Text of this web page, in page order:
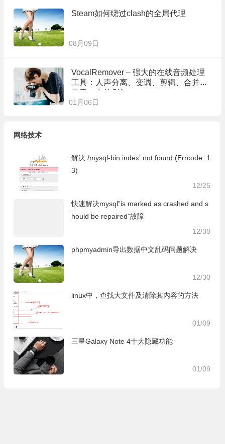
Steam如何绕过clash的全局代理
08月09日
VocalRemover – 强大的在线音频处理
工具：人声分离、变调、剪辑、合并、
录音、卡拉OK
01月06日
网络技术
解决./mysql-bin.index’ not found (Errcode: 1
3)
12/25
快速解决mysql”is marked as crashed and s
hould be repaired”故障
12/30
phpmyadmin导出数据中文乱码问题解决
12/30
linux中，查找大文件及清除其内容的方法
01/09
三星Galaxy Note 4十大隐藏功能
01/09